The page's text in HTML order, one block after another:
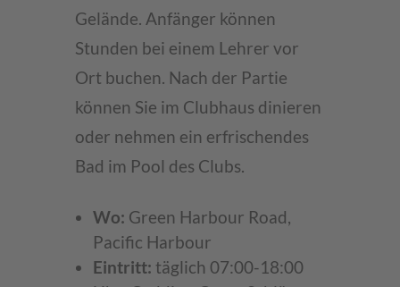
Gelände. Anfänger können
Stunden bei einem Lehrer vor
Ort buchen. Nach der Partie
können Sie im Clubhaus dinieren
oder nehmen ein erfrischendes
Bad im Pool des Clubs.
Wo: Green Harbour Road,
Pacific Harbour
Eintritt: täglich 07:00-18:00